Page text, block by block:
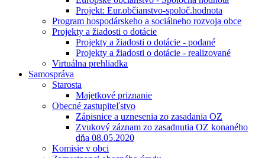
Projekt: Eur.občianstvo-spoloč.hodnota
Program hospodárskeho a sociálneho rozvoja obce
Projekty a žiadosti o dotácie
Projekty a žiadosti o dotácie - podané
Projekty a žiadosti o dotácie - realizované
Virtuálna prehliadka
Samospráva
Starosta
Majetkové priznanie
Obecné zastupiteľstvo
Zápisnice a uznesenia zo zasadania OZ
Zvukový záznam zo zasadnutia OZ konaného
dňa 08.05.2020
Komisie v obci